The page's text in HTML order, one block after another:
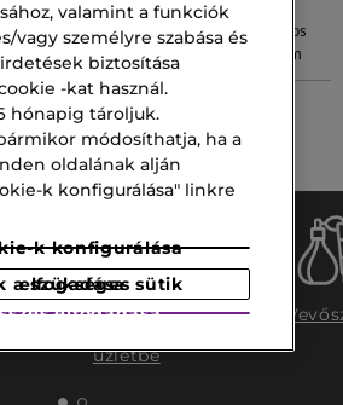
Rose Púder Szivacs
Versace Eros
Férfi Parfüm
Ingyenes
üzletbe
valamint a funkciók
vagy személyre szabása és
biztosítása
-kat használ.
hónapig tároljuk.
módosíthatja, ha a
oldalának alján
k konfigurálása" linkre
k konfigurálása
Csak a szükséges sütik elfogadása
elfogadása